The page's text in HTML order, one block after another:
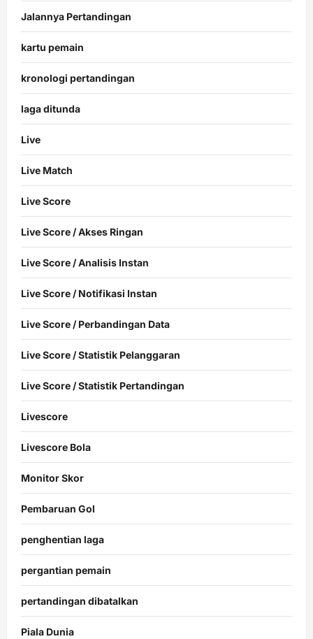
Jalannya Pertandingan
kartu pemain
kronologi pertandingan
laga ditunda
Live
Live Match
Live Score
Live Score / Akses Ringan
Live Score / Analisis Instan
Live Score / Notifikasi Instan
Live Score / Perbandingan Data
Live Score / Statistik Pelanggaran
Live Score / Statistik Pertandingan
Livescore
Livescore Bola
Monitor Skor
Pembaruan Gol
penghentian laga
pergantian pemain
pertandingan dibatalkan
Piala Dunia